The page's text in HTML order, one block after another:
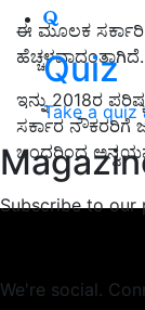
Quiz
Take a
Subscribe to our
We're social.
ಈ ಮೂಲಕ ಸರ್ಕಾರಿ
ಹೆಚ್ಚಳವಾದಂತಾಗಿದೆ.
ಇನ್ನು 2018ರ
ಸರ್ಕಾರ
ಒಂದರಿಂದ